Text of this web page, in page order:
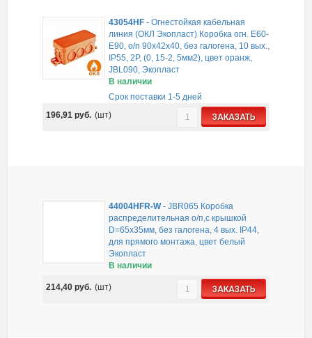
43054HF- Огнестойкая кабельная
линия (ОКЛ Экопласт) Коробка огн. E60-
E90, о/п 90х42х40, без галогена, 10 вых.,
IP55, 2P, (0, 15-2, 5мм2), цвет оранж,
JBL090, Экопласт
В наличии
Срок поставки 1-5 дней
196,91 руб. (шт) ЗАКАЗАТЬ
44004HFR-W- JBR065 Коробка
распределительная о/п,с крышкой
D=65х35мм, без галогена, 4 вых. IP44,
для прямого монтажа, цвет белый
Экопласт
В наличии
214,40 руб. (шт) ЗАКАЗАТЬ